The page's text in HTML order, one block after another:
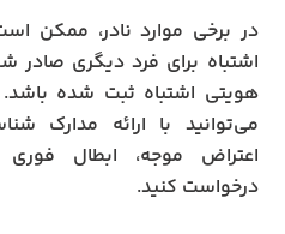
در برخی موارد نادر، ممکن
اشتباه برای فرد دیگری
هویتی اشتباه ثبت شده
می‌توانید با ارائه مدارک
اعتراض موجه، ابطال
درخواست کنید.